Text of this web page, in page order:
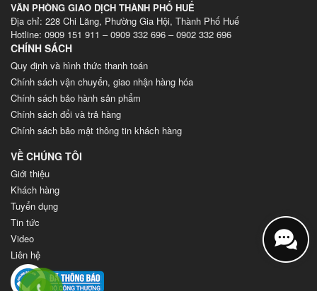
VĂN PHÒNG GIAO DỊCH THÀNH PHỐ HUẾ
Địa chỉ: 228 Chi Lăng, Phường Gia Hội, Thành Phố Huế
Hotline: 0909 151 911 – 0909 332 696 – 0902 332 696
CHÍNH SÁCH
Quy định và hình thức thanh toán
Chính sách vận chuyển, giao nhận hàng hóa
Chính sách bảo hành sản phẩm
Chính sách đổi và trả hàng
Chính sách bảo mật thông tin khách hàng
VỀ CHÚNG TÔI
Giới thiệu
Khách hàng
Tuyển dụng
Tin tức
Video
Liên hệ